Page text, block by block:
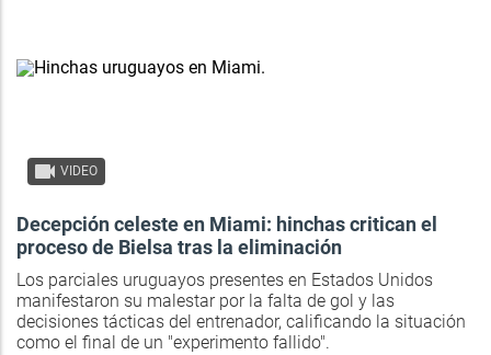
VIDEO
Decepción celeste en Miami: hinchas critican el
proceso de Bielsa tras la eliminación
Los parciales uruguayos presentes en Estados Unidos
manifestaron su malestar por la falta de gol y las
decisiones tácticas del entrenador, calificando la situación
como el final de un "experimento fallido".